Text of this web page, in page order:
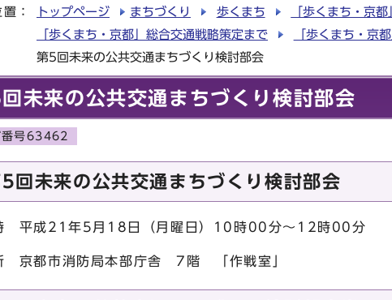
： トップページ まちづくり 歩くまち
「歩くまち・京
「歩くまち・京都」総合交通戦略策定まで
「歩くまち・京
第5回未来の公共交通まちづくり検討部会
未来の公共交通まちづくり検討部会
番号63462
回未来の公共交通まちづくり検討部会
平成21年5月18日（月曜日）10時00分～12時00分
京都市消防局本部庁舎 7階 「作戦室」